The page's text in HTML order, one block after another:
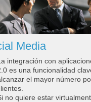
Media
integración con
es una funcionalidad
el mayor número
no quiere estar